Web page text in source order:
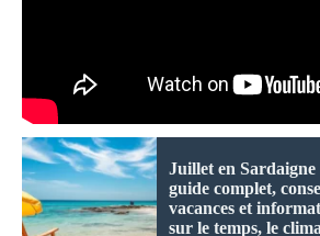
Juillet en Sardaigne
guide complet,
vacances et
sur le temps, le